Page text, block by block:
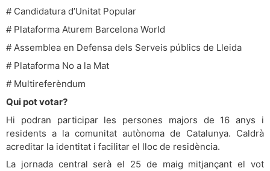
# Candidatura d’Unitat Popular
# Plataforma Aturem Barcelona World
# Assemblea en Defensa dels Serveis públics de Lleida
# Plataforma No a la Mat
# Multireferèndum
Qui pot votar?
Hi podran participar les persones majors de 16 anys i
residents a la comunitat autònoma de Catalunya. Caldrà
acreditar la identitat i facilitar el lloc de residència.
La jornada central serà el 25 de maig mitjançant el vot